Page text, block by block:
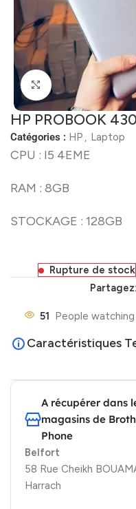
Click to enlarge
HP PROBOOK
Catégories : HP , Laptop
CPU : I5 4EME
RAM : 8GB
STOCKAGE : 128GB
Rupture de stock
Partagez:
51 People
Caractéristiques
A récupérer dans
magasins de
Phone
Belfort
58 Rue Cheikh
Harrach